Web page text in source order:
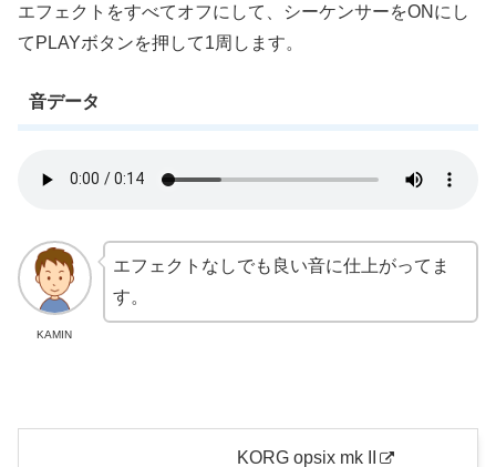
エフェクトをすべてオフにして、シーケンサーをONにし
てPLAYボタンを押して1周します。
音データ
KAMIN
エフェクトなしでも良い音に仕上がってま
す。
KORG opsix mk II